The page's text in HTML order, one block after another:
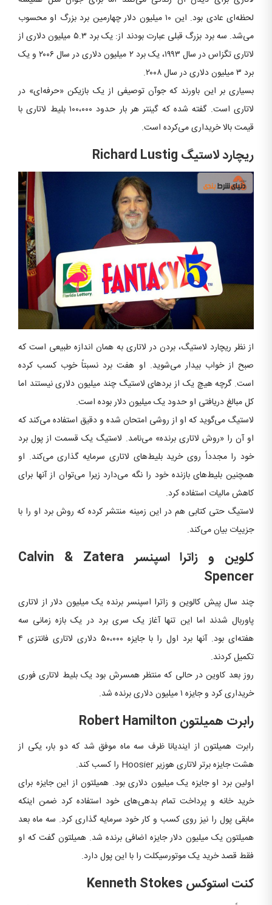
لحظه‌ای عادی بود. این ۱۰ میلیون دلار چهارمین برد بزرگ او محسوب
می‌شد. سه برد بزرگ قبلی عبارت بودند از: یک برد ۵.۳ میلیون دلاری از
لاتاری تگزاس در سال ۱۹۹۳، یک برد ۲ میلیون دلاری در سال ۲۰۰۶ و یک
برد ۳ میلیون دلاری در سال ۲۰۰۸.
بسیاری بر این باورند که جوآن توصیفی از یک بازیکن «حرفه‌ای» در
لاتاری است. گفته شده که گینتر هر بار حدود ۱۰۰،۰۰۰ بلیط لاتاری با
قیمت بالا خریداری می‌کرده است.
ریچارد لاستیگ Richard Lustig
از نظر ریچارد لاستیگ، بردن در لاتاری به همان اندازه طبیعی است که
صبح از خواب بیدار می‌شوید. او هفت برد نسبتاً خوب کسب کرده
است. گرچه هیچ یک از بردهای لاستیگ چند میلیون دلاری نیستند اما
کل مبالغ دریافتی او حدود یک میلیون دلار بوده است.
لاستیگ می‌گوید که او از روشی امتحان شده و دقیق استفاده می‌کند که
او آن را «روش لاتاری برنده» می‌نامد. لاستیگ یک قسمت از پول برد
خود را مجدداً روی خرید بلیط‌های لاتاری سرمایه گذاری می‌کند. او
همچنین بلیط‌های بازنده خود را نگه می‌دارد زیرا می‌توان از آنها برای
کاهش مالیات استفاده کرد.
لاستیگ حتی کتابی هم در این زمینه منتشر کرده که روش برد او را با
جزییات بیان می‌کند.
کلوین و زاترا اسپنسر Calvin & Zatera
Spencer
چند سال پیش کالوین و زاترا اسپنسر برنده یک میلیون دلار از لاتاری
پاوربال شدند اما این تنها آغاز یک سری برد در یک بازه زمانی سه
هفته‌ای بود. آنها برد اول را با جایزه ۵۰،۰۰۰ دلاری لاتاری فانتزی ۴
تکمیل کردند.
روز بعد کاوین در حالی‌ که منتظر همسرش بود یک بلیط لاتاری فوری
خریداری کرد و جایزه ۱ میلیون دلاری برنده شد.
رابرت همیلتون Robert Hamilton
رابرت همیلتون از ایندیانا ظرف سه ماه موفق شد که دو بار، یکی از
هشت جایزه برتر لاتاری هوزیر Hoosier را کسب کند.
اولین برد او جایزه یک میلیون دلاری بود. همیلتون از این جایزه برای
خرید خانه و پرداخت تمام بدهی‌های خود استفاده کرد ضمن اینکه
مابقی پول را نیز روی کسب و کار خود سرمایه گذاری کرد. سه ماه بعد
همیلتون یک میلیون دلار جایزه اضافی برنده شد. همیلتون گفت که او
فقط قصد خرید یک موتورسیکلت را با این پول دارد.
کنت استوکس Kenneth Stokes